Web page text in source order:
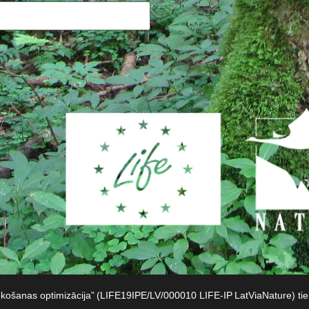
optimizācija” (LIFE19IPE/LV/000010 LIFE-IP LatViaNature)